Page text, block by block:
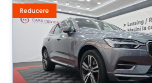
Reducere